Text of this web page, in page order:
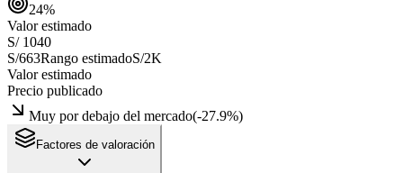
24%
Valor estimado
S/ 1040
S/663Rango estimadoS/2K
Valor estimado
Precio publicado
Muy por debajo del mercado(-27.9%)
Factores de valoración